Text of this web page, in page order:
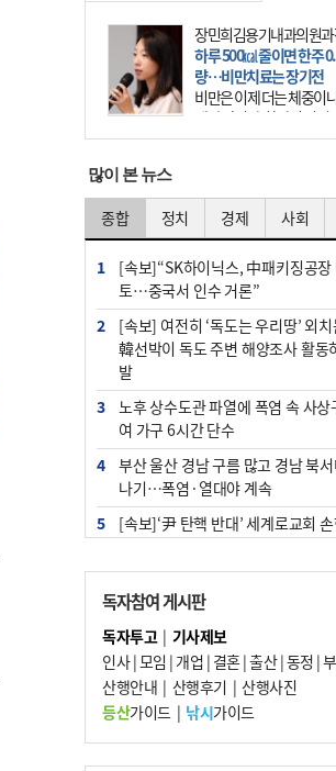
장민희김용기내과의원
하루 500㎉ 줄이면 한주
량…비만치료는 장기전
비만은 이제 더는 체중이
제가 아니다. 하나의 질병
하고 치료와 관리를 해야
많이 본 뉴스
종합 정치 경제 사회
1
[속보]“SK하이닉스, 中패키징공장
토…중국서 인수 거론”
2
[속보] 여전히 ‘독도는 우리땅’ 외
韓선박이 독도 주변 해양조사 활동
발
3
노후 상수도관 파열에 폭염 속 사상
여 가구 6시간 단수
4
부산 울산 경남 구름 많고 경남 북
나기…폭염·열대야 계속
5
[속보]‘尹 탄핵 반대’ 세계로교회
군사기밀 유출자 색출 지시
7
부산 주유소 휘발유 평균가 ℓ당
전주보다 3원 ↓
8
[속보] ‘심판 성접대’ 논란 축구협회
과…“현재는 부적절 행위 없어”
독자참여 게시판
독자투고| 기사제보
인사|모임 | 개업 | 결혼|출산|동정 |
산행안내 | 산행후기 | 산행사진
등산가이드| 낚시가이드